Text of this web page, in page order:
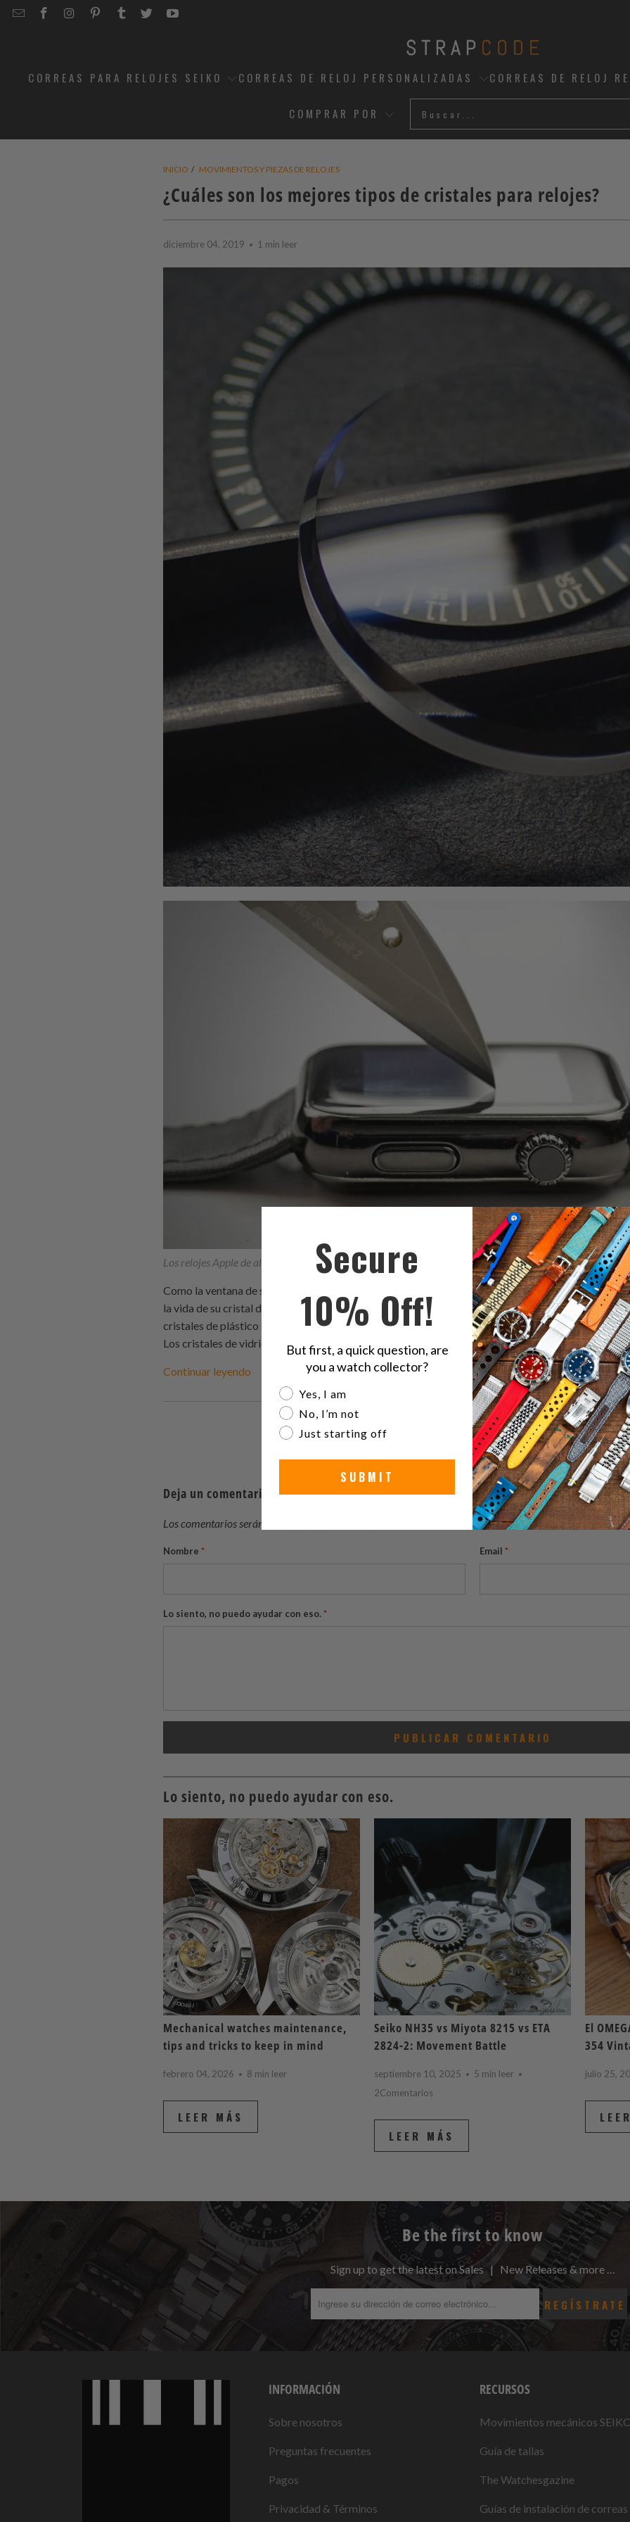
EMAILSTRAPCODE
STRAPCODE
STRAPCODE
STRAPCODE
STRAPCODE
STRAPCODE
CORREAS PARA RELOJES SEIKO CORREAS DE RELOJ PERSONALIZADAS CORREAS DE RELOJ
COMPRAR POR
INICIO / MOVIMIENTOS Y PIEZAS DE RELOJES
¿Cuáles son los mejores tipos de cristales para relojes?
diciembre 04, 2019 1 min leer
Los relojes Apple de alta gama utilizan cristal de zafiro, imagen original de gearopen.com
Como la ventana de su reloj, el cristal del reloj recibe algunos de los golpes más duros y el peso
la vida de su cristal de reloj, los cristales están hechos de diferentes materiales para asegurar
cristales de plástico son los más flexibles de todos los cristales de reloj, y por lo tanto se utilizan
Los cristales de vidrio también son comunes en los relojes.
Continuar leyendo
Deja un comentario
Los comentarios serán aprobados antes de aparecer.
Nombre * Email *
Lo siento, no puedo ayudar con eso. *
Lo siento, no puedo ayudar con eso.
Mechanical watches maintenance,
tips and tricks to keep in mind
febrero 04, 2026 8 min leer
LEER MÁS
Seiko NH35 vs Miyota 8215 vs ETA
2824-2: Movement Battle
septiembre 10, 2025
5 min leer
2Comentarios
LEER MÁS
El
354
julio 25,
Be the first to know
Sign up to get the latest on Sales | New Releases & more …
INFORMACIÓN
Sobre nosotros
Preguntas frecuentes
Pagos
Privacidad & Términos
RECURSOS
Movimientos mecánicos
Guía de tallas
The Watchesgazine
Guías de instalación de
Secure
10% Off!
But first, a quick question, are
you a watch collector?
Are you a watch collector?
Yes, I am
No, I’m not
Just starting off
SUBMIT